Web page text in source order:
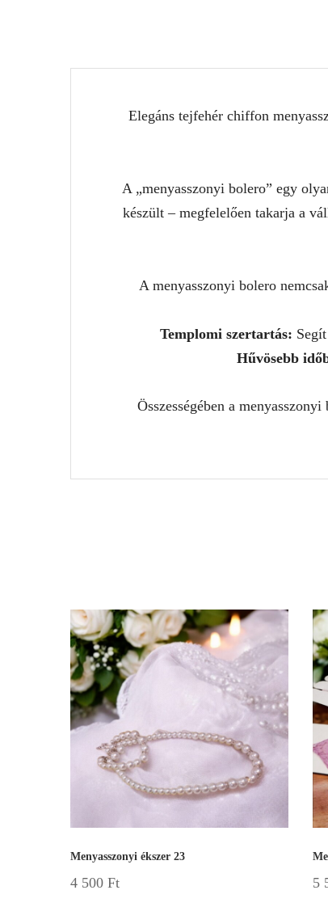
Elegáns tejfehér chiffon
A „menyasszonyi bolero” egy
készült – megfelelően takarja a
A menyasszonyi bolero
Templomi szertartás:
Hűvösebb
Összességében a
Menyasszonyi ékszer 23
4 500 Ft 5